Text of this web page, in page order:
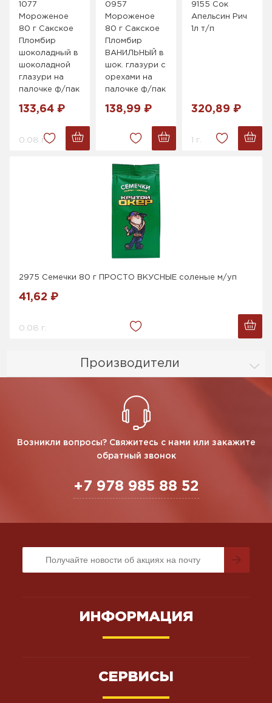
Производители
1077
Мороженое
80 г Сакское
Пломбир
шоколадный в
шоколадной
глазури на
палочке ф/пак
133,64 ₽
0.08 г.
0957
Мороженое
80 г Сакское
Пломбир
ВАНИЛЬНЫЙ в
шок. глазури с
орехами на
палочке ф/пак
138,99 ₽
9155 Сок
Апельсин Рич
1л т/п
320,89 ₽
1 г.
2975 Семечки 80 г ПРОСТО ВКУСНЫЕ соленые м/уп
41,62 ₽
0.08 г.
Возникли вопросы? Свяжитесь с нами или закажите
обратный звонок
+7 978 985 88 52
ИНФОРМАЦИЯ
СЕРВИСЫ